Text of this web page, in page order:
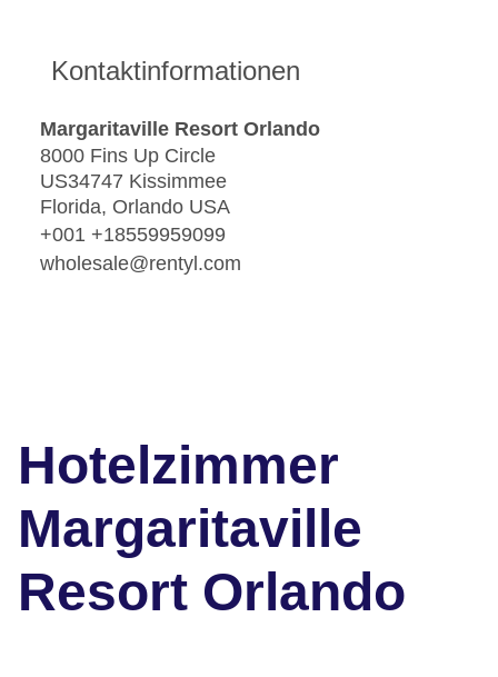
Kontaktinformationen
Margaritaville Resort Orlando
8000 Fins Up Circle
US34747 Kissimmee
Florida, Orlando USA
+001 +18559959099
wholesale@rentyl.com
Hotelzimmer
Margaritaville
Resort Orlando